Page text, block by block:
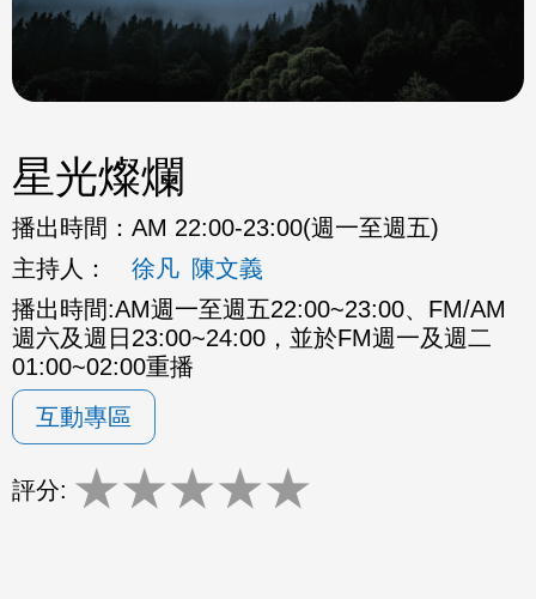
星光燦爛
播出時間： AM 22:00-23:00(週一至週五)
主持人：
徐凡 陳文義
播出時間:AM週一至週五22:00~23:00、FM/AM
週六及週日23:00~24:00，並於FM週一及週二
01:00~02:00重播
互動專區
評分: ★★★★★